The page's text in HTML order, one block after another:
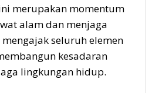
merupakan momentum
alam dan menjaga
seluruh elemen
kesadaran
lingkungan hidup.